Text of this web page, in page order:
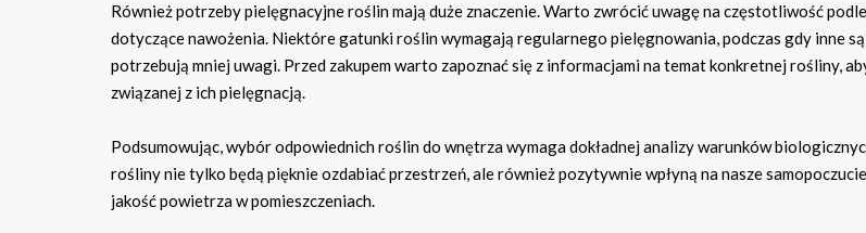
Również potrzeby pielęgnacyjne roślin mają duże znaczenie. Warto zwrócić uwagę na częstotliwość
dotyczące nawożenia. Niektóre gatunki roślin wymagają regularnego pielęgnowania, podczas gdy inne
potrzebują mniej uwagi. Przed zakupem warto zapoznać się z informacjami na temat konkretnej rośliny,
związanej z ich pielęgnacją.
Podsumowując, wybór odpowiednich roślin do wnętrza wymaga dokładnej analizy warunków
rośliny nie tylko będą pięknie ozdabiać przestrzeń, ale również pozytywnie wpłyną na nasze
jakość powietrza w pomieszczeniach.